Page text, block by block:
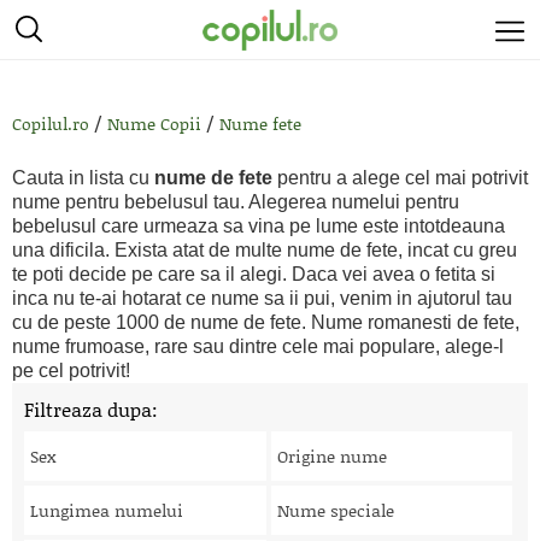
Copilul.ro / Nume Copii / Nume fete
Cauta in lista cu nume de fete pentru a alege cel mai potrivit
nume pentru bebelusul tau. Alegerea numelui pentru
bebelusul care urmeaza sa vina pe lume este intotdeauna
una dificila. Exista atat de multe nume de fete, incat cu greu
te poti decide pe care sa il alegi. Daca vei avea o fetita si
inca nu te-ai hotarat ce nume sa ii pui, venim in ajutorul tau
cu de peste 1000 de nume de fete. Nume romanesti de fete,
nume frumoase, rare sau dintre cele mai populare, alege-l
pe cel potrivit!
Filtreaza dupa:
Sex Origine nume
Lungimea numelui Nume speciale